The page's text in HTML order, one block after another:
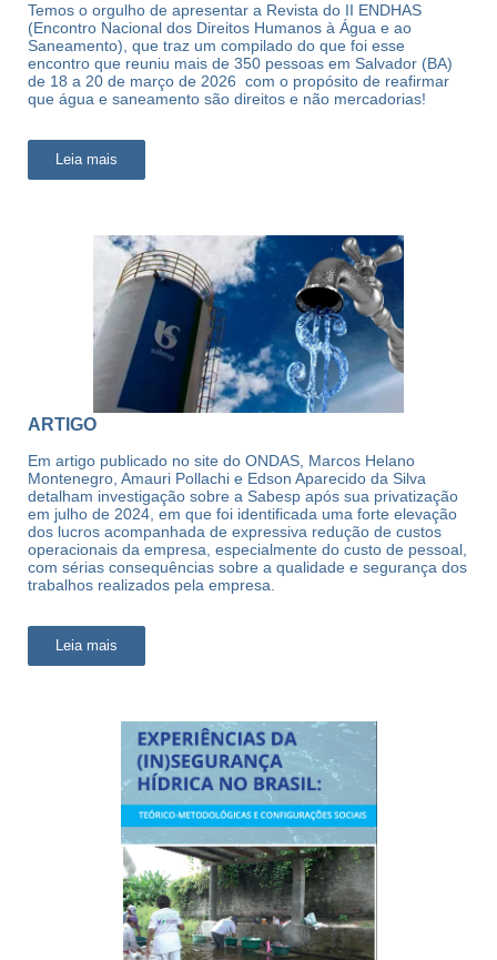
Temos o orgulho de apresentar a Revista do II ENDHAS
(Encontro Nacional dos Direitos Humanos à Água e ao
Saneamento), que traz um compilado do que foi esse
encontro que reuniu mais de 350 pessoas em Salvador (BA)
de 18 a 20 de março de 2026 com o propósito de reafirmar
que água e saneamento são direitos e não mercadorias!
Leia mais
ARTIGO
Em artigo publicado no site do ONDAS, Marcos Helano
Montenegro, Amauri Pollachi e Edson Aparecido da Silva
detalham investigação sobre a Sabesp após sua privatização
em julho de 2024, em que foi identificada uma forte elevação
dos lucros acompanhada de expressiva redução de custos
operacionais da empresa, especialmente do custo de pessoal,
com sérias consequências sobre a qualidade e segurança dos
trabalhos realizados pela empresa.
Leia mais